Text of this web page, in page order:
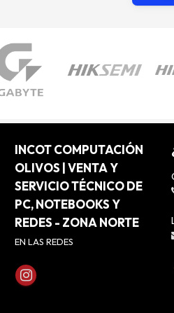
INCOT COMPUTACIÓN
OLIVOS | VENTA Y
SERVICIO TÉCNICO DE
PC, NOTEBOOKS Y
REDES - ZONA NORTE
EN LAS REDES